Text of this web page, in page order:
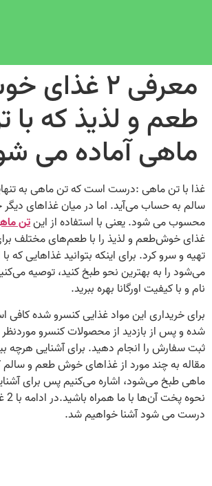
معرفی ۲
طعم و لذیذ که با
ماهی آماده می
غذا با تن ماهی :درست است که تن ماهی به‌
سالم به حساب می‌آید. اما در میان غذاهای دیگر
محسوب می شود. یعنی با استفاده از اینتن
غذای خوش‌طعم و لذیذ را با طعم‌های مختلف
تهیه و سرو کرد. برای‌ اینکه بتوانید غذاهایی که
می‌شود را به بهترین نحو طبخ کنید، توصیه
نام و با کیفیت اورگانا بهره ببرید.
برای خریداری این مواد غذایی کنسرو شده کافی
شده و پس‌ از بازدید از محصولات کنسرو موردنظر
ثبت سفارش را انجام دهید. برای آشنایی هرچه
مقاله به چند مورد از غذاهای خوش طعم و سالم
ماهی طبخ می‌شود، اشاره می‌کنیم پس برای
درست می شود آشنا خواهیم شد.